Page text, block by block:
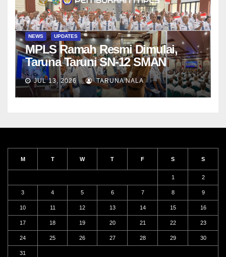
NEWS UPDATES
MPLS Ramah Resmi Dimulai,
Taruna Taruni SN-12 SMAN
Taruna Nala Jawa Timur Siap
Menjalani Tahun Ajaran Baru
JUL 13, 2026 TARUNA NALA
M T W T F S S
1 2
3 4 5 6 7 8 9
10 11 12 13 14 15 16
17 18 19 20 21 22 23
24 25 26 27 28 29 30
31